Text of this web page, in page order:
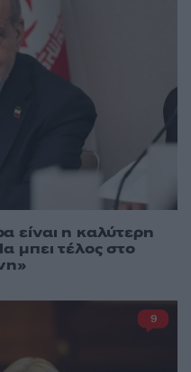
είναι η καλύτερη
μπει τέλος στο
9